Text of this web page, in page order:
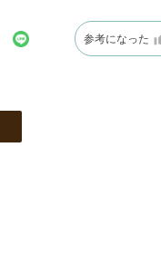
参考になった